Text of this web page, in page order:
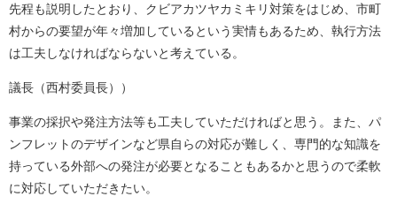
先程も説明したとおり、クビアカツヤカミキリ対策をはじめ、市町
村からの要望が年々増加しているという実情もあるため、執行方法
は工夫しなければならないと考えている。
議長（西村委員長））
事業の採択や発注方法等も工夫していただければと思う。また、パ
ンフレットのデザインなど県自らの対応が難しく、専門的な知識を
持っている外部への発注が必要となることもあるかと思うので柔軟
に対応していただきたい。